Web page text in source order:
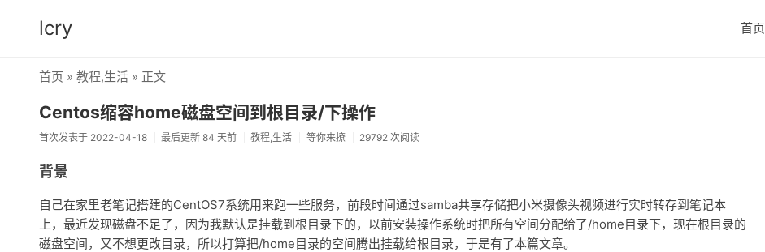
lcry 首页
首页 » 教程,生活 » 正文
Centos缩容home磁盘空间到根目录/下操作
首次发表于 2022-04-18 最后更新 84 天前 教程 生活 等你来撩 29792 次阅读
背景
自己在家里老笔记搭建的CentOS7系统用来跑一些服务，前段时间通过samba共享存储把小米摄像头视频进行实时转存到笔记本
上，最近发现磁盘不足了，因为我默认是挂载到根目录下的，以前安装操作系统时把所有空间分配给了/home目录下，现在根目录的
磁盘空间，又不想更改目录，所以打算把/home目录的空间腾出挂载给根目录，于是有了本篇文章。